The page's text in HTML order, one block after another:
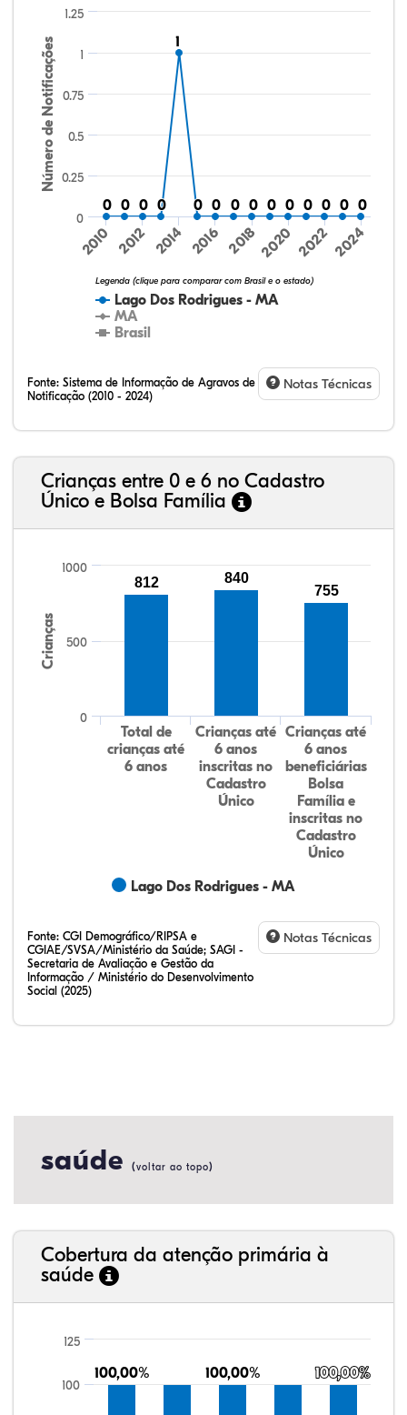
Número de Notificações
0
0 0
0 0
0 0
0
11
0
0 0
0 0
0 0
0 0
0 0
0 0
0 0
0 0
0 0
0
Lago Dos Rodrigues - MA
MA
Brasil
Legenda (clique para comparar com Brasil e o estado)
2010 2012 2014 2016 2018 2020 2022 2024
0
0.25
0.5
0.75
1
1.25
Fonte: Sistema de Informação de Agravos de
Notificação (2010 - 2024)
Notas Técnicas
Crianças entre 0 e 6 no Cadastro
Único e Bolsa Família
Crianças
Lago Dos Rodrigues - MA
Total de
crianças até
6 anos
Crianças até
6 anos
inscritas no
Cadastro
Único
Crianças até
6 anos
beneficiárias
Bolsa
Família e
inscritas no
Cadastro
Único
0
1000
500
812
840
755
Fonte: CGI Demográfico/RIPSA e
CGIAE/SVSA/Ministério da Saúde; SAGI -
Secretaria de Avaliação e Gestão da
Informação / Ministério do Desenvolvimento
Social (2025)
Notas Técnicas
saúde (voltar ao topo)
Cobertura da atenção primária à
saúde
100,00%
100,00% 100,00%
100,00% 100,00%
100,00%
100
125
8,44%
5,84%
0,24%
75,42%
1,80%
8,26%
32,57%
9,24%
0,46%
54,88%
1,27%
1,56%